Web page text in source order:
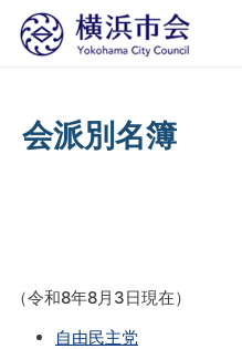
会派別名簿
（令和8年8月3日現在）
自由民主党